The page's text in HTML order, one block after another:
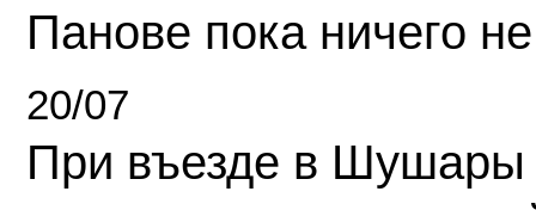
Панове пока ничего
20/07
При въезде в Шушары